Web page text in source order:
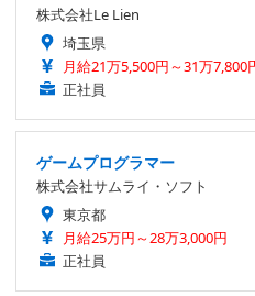
株式会社Le Lien
埼玉県
月給21万5,500円～31万7,800
正社員
ゲームプログラマー
株式会社サムライ・ソフト
東京都
月給25万円～28万3,000円
正社員